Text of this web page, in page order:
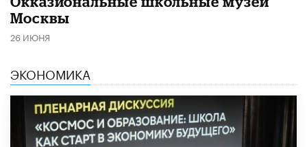
Москвы
26 ИЮНЯ
ЭКОНОМИКА